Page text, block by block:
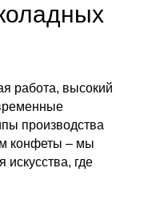
работа, высокий
производства
конфеты – мы
где